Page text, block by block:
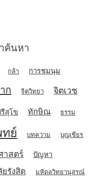
ค้นหา
กล้า การชุมนุม
ก จิตวิทยา จิตเวช
สุโข ทักษิณ ธรรม
ย์ บทความ บุญเชียร
าสตร์ ปัญหา
รังสิต มหิดลวิทยานุสรณ์